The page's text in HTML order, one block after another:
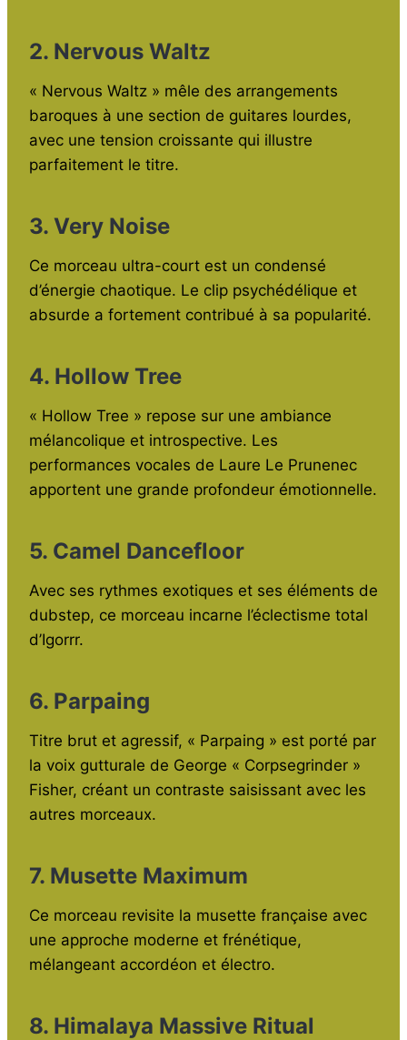
2. Nervous Waltz
« Nervous Waltz » mêle des arrangements
baroques à une section de guitares lourdes,
avec une tension croissante qui illustre
parfaitement le titre.
3. Very Noise
Ce morceau ultra-court est un condensé
d’énergie chaotique. Le clip psychédélique et
absurde a fortement contribué à sa popularité.
4. Hollow Tree
« Hollow Tree » repose sur une ambiance
mélancolique et introspective. Les
performances vocales de Laure Le Prunenec
apportent une grande profondeur émotionnelle.
5. Camel Dancefloor
Avec ses rythmes exotiques et ses éléments de
dubstep, ce morceau incarne l’éclectisme total
d’Igorrr.
6. Parpaing
Titre brut et agressif, « Parpaing » est porté par
la voix gutturale de George « Corpsegrinder »
Fisher, créant un contraste saisissant avec les
autres morceaux.
7. Musette Maximum
Ce morceau revisite la musette française avec
une approche moderne et frénétique,
mélangeant accordéon et électro.
8. Himalaya Massive Ritual